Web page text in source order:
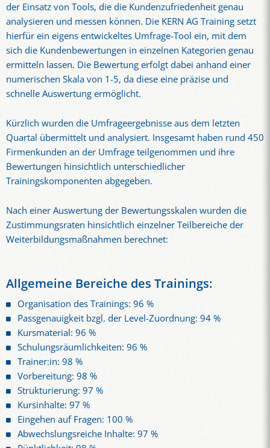
der Einsatz von Tools, die die Kundenzufriedenheit genau
analysieren und messen können. Die KERN AG Training setzt
hierfür ein eigens entwickeltes Umfrage-Tool ein, mit dem
sich die Kundenbewertungen in einzelnen Kategorien genau
ermitteln lassen. Die Bewertung erfolgt dabei anhand einer
numerischen Skala von 1-5, da diese eine präzise und
schnelle Auswertung ermöglicht.
Kürzlich wurden die Umfrageergebnisse aus dem letzten
Quartal übermittelt und analysiert. Insgesamt haben rund 450
Firmenkunden an der Umfrage teilgenommen und ihre
Bewertungen hinsichtlich unterschiedlicher
Trainingskomponenten abgegeben.
Nach einer Auswertung der Bewertungsskalen wurden die
Zustimmungsraten hinsichtlich einzelner Teilbereiche der
Weiterbildungsmaßnahmen berechnet:
Allgemeine Bereiche des Trainings:
Organisation des Trainings: 96 %
Passgenauigkeit bzgl. der Level-Zuordnung: 94 %
Kursmaterial: 96 %
Schulungsräumlichkeiten: 96 %
Trainer:in: 98 %
Vorbereitung: 98 %
Strukturierung: 97 %
Kursinhalte: 97 %
Eingehen auf Fragen: 100 %
Abwechslungsreiche Inhalte: 97 %